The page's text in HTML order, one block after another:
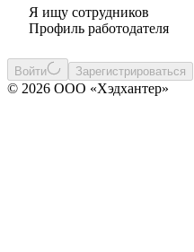
Я ищу сотрудников
Профиль работодателя
Войти Зарегистрироваться
© 2026 ООО «Хэдхантер»